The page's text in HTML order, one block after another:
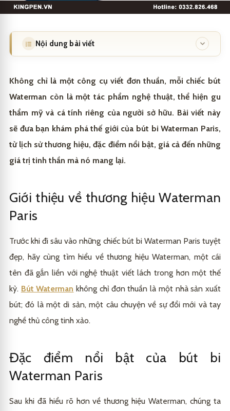
Nội dung bài viết
Đặc điểm nổi bật của bút bi Waterman Paris
2.1 Thiết kế sang trọng và tinh tế
2.2 Chất lượng ngòi bút và mực viết
3 Giá bút bi Waterman Paris
4
Không chỉ là một công cụ viết đơn thuần, mỗi chiếc bút
Waterman còn là một tác phẩm nghệ thuật, thể hiện gu
thẩm mỹ và cá tính riêng của người sở hữu. Bài viết này
sẽ đưa bạn khám phá thế giới của bút bi Waterman Paris,
từ lịch sử thương hiệu, đặc điểm nổi bật, giá cả đến những
giá trị tinh thần mà nó mang lại.
Giới thiệu về thương hiệu Waterman
Paris
Trước khi đi sâu vào những chiếc bút bi Waterman Paris tuyệt
đẹp, hãy cùng tìm hiểu về thương hiệu Waterman, một cái
tên đã gắn liền với nghệ thuật viết lách trong hơn một thế
kỷ. Bút Waterman không chỉ đơn thuần là một nhà sản xuất
bút; đó là một di sản, một câu chuyện về sự đổi mới và tay
nghề thủ công tinh xảo.
Đặc điểm nổi bật của bút bi
Waterman Paris
Sau khi đã hiểu rõ hơn về thương hiệu Waterman, chúng ta